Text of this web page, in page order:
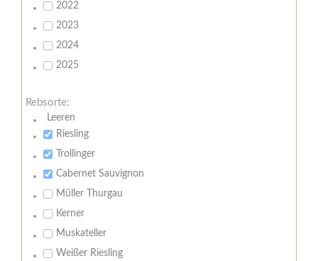
2022
2023
2024
2025
Rebsorte:
Leeren
Riesling
Trollinger
Cabernet Sauvignon
Müller Thurgau
Kerner
Muskateller
Weißer Riesling